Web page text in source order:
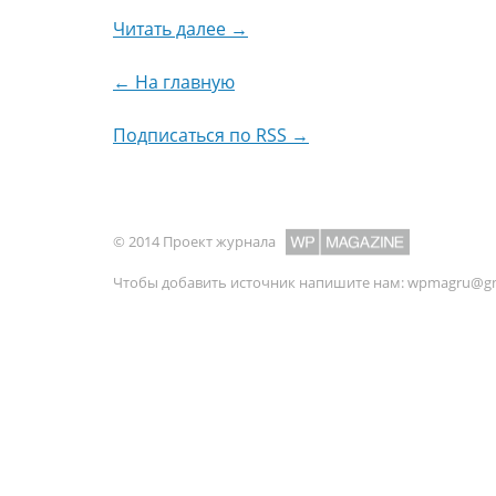
Читать далее →
← На главную
Подписаться по RSS →
© 2014 Проект журнала
Чтобы добавить источник напишите нам: